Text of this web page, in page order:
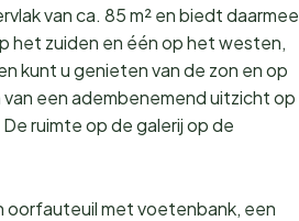
van ca. 85 m² en biedt daarmee
het zuiden en één op het westen,
kunt u genieten van de zon en op
een adembenemend uitzicht op
ruimte op de galerij op de
oorfauteuil met voetenbank, een